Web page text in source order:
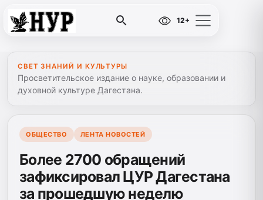
12+
СВЕТ ЗНАНИЙ И КУЛЬТУРЫ
Просветительское издание о науке, образовании и
духовной культуре Дагестана.
ОБЩЕСТВО ЛЕНТА НОВОСТЕЙ
Более 2700 обращений
зафиксировал ЦУР Дагестана
за прошедшую неделю